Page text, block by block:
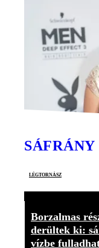
SÁFRÁNY
légtornász
Borzalmas
derültek ki:
vízbe